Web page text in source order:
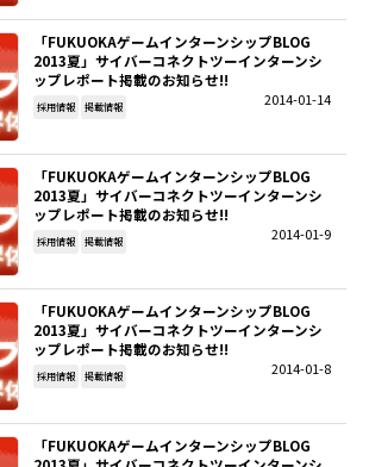
「FUKUOKAゲームインターンシップBLOG
2013夏」サイバーコネクトツーインターンシ
ップレポート掲載のお知らせ!!
2014-01-14
採用情報 掲載情報
「FUKUOKAゲームインターンシップBLOG
2013夏」サイバーコネクトツーインターンシ
ップレポート掲載のお知らせ!!
2014-01-9
採用情報 掲載情報
「FUKUOKAゲームインターンシップBLOG
2013夏」サイバーコネクトツーインターンシ
ップレポート掲載のお知らせ!!
2014-01-8
採用情報 掲載情報
「FUKUOKAゲームインターンシップBLOG